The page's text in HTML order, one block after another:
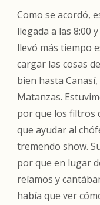
Como se acordó,
llegada a las 8:00
llevó más tiempo
cargar las cosas
bien hasta
Matanzas.
por que los filtros
que ayudar al
tremendo show.
por que en lugar
reíamos y
había que ver